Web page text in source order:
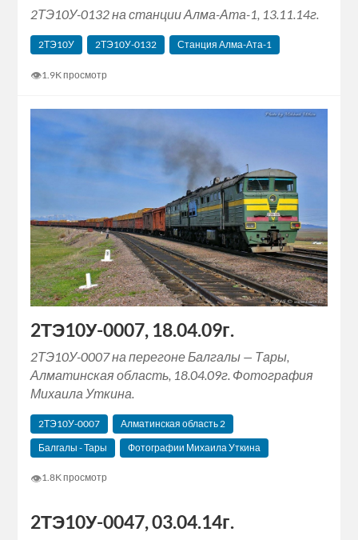
2ТЭ10У-0132 на станции Алма-Ата-1, 13.11.14г.
2ТЭ10У 2ТЭ10У-0132 Станция Алма-Ата-1
👁1.9K просмотр
2ТЭ10У-0007, 18.04.09г.
2ТЭ10У-0007 на перегоне Балгалы — Тары,
Алматинская область, 18.04.09г. Фотография
Михаила Уткина.
2ТЭ10У-0007
Алматинская область 2
Балгалы - Тары
Фотографии Михаила Уткина
👁1.8K просмотр
2ТЭ10У-0047, 03.04.14г.